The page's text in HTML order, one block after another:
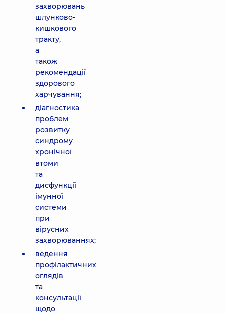
захворювань
шлунково-
кишкового
тракту,
а
також
рекомендації
здорового
харчування;
діагностика
проблем
розвитку
синдрому
хронічної
втоми
та
дисфункції
імунної
системи
при
вірусних
захворюваннях;
ведення
профілактичних
оглядів
та
консультації
щодо